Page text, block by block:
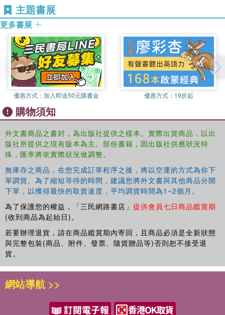
individuals' own context. This English-language translation of Mao's
work offers a comprehensive response to the question of why the
Qing Empire was so badly defeated by the British in the first Opium
War - an answer that is distinctive and original within both Chinese
and Western historiography, and supported by a wealth of hitherto
unknown detail.
主題書展
更多書展
優惠方式： 加入即送50元購書金 優惠方式： 19折起
購物須知
外文書商品之書封，為出版社提供之樣本。實際出貨商品，以出
版社所提供之現有版本為主。部份書籍，因出版社供應狀況特
殊，匯率將依實際狀況做調整。
無庫存之商品，在您完成訂單程序之後，將以空運的方式為你下
單調貨。為了縮短等待的時間，建議您將外文書與其他商品分開
下單，以獲得最快的取貨速度，平均調貨時間為1~2個月。
為了保護您的權益，「三民網路書店」 提供會員七日商品鑑賞期
(收到商品為起始日)。
若要辦理退貨，請在商品鑑賞期內寄回，且商品必須是全新狀態
與完整包裝(商品、附件、發票、隨貨贈品等)否則恕不接受退
貨。
網站導航 >>